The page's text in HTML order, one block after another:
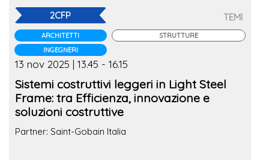
2CFP
ARCHITETTI
INGEGNERI
TEMI
STRUTTURE
13 nov 2025 | 13.45 - 16.15
Sistemi costruttivi leggeri in Light Steel
Frame: tra Efficienza, innovazione e
soluzioni costruttive
Partner: Saint-Gobain Italia